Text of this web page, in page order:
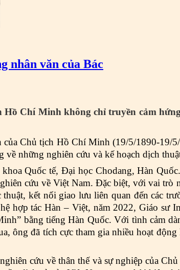
nhân văn của Bác
Chí Minh không chỉ truyền cảm
Chủ tịch Hồ Chí Minh (19/5/1890-
những nghiên cứu và kế hoạch dịch
Quốc tế, Đại học Chodang, Hàn
cứu về Việt Nam. Đặc biệt, với vai
kết nối giao lưu liên quan đến các
hợp tác Hàn – Việt, năm 2022, Giáo sư
bằng tiếng Hàn Quốc. Với tình cảm
ông đã tích cực tham gia nhiều hoạt
cứu về thân thế và sự nghiệp của